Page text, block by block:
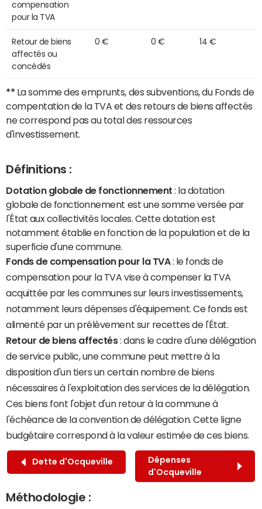
compensation
pour la TVA
Retour de biens
affectés ou
concédés
0 € 0 € 14 €
** La somme des emprunts, des subventions, du Fonds de
compentation de la TVA et des retours de biens affectés
ne correspond pas au total des ressources
d'investissement.
Définitions :
Dotation globale de fonctionnement : la dotation
globale de fonctionnement est une somme versée par
l'État aux collectivités locales. Cette dotation est
notamment établie en fonction de la population et de la
superficie d'une commune.
Fonds de compensation pour la TVA: le fonds de
compensation pour la TVA vise à compenser la TVA
acquittée par les communes sur leurs investissements,
notamment leurs dépenses d'équipement. Ce fonds est
alimenté par un prélèvement sur recettes de l'État.
Retour de biens affectés: dans le cadre d'une délégation
de service public, une commune peut mettre à la
disposition d'un tiers un certain nombre de biens
nécessaires à l'exploitation des services de la délégation.
Ces biens font l'objet d'un retour à la commune à
l'échéance de la convention de délégation. Cette ligne
budgétaire correspond à la valeur estimée de ces biens.
Dette d'Ocqueville
Dépenses
d'Ocqueville
Méthodologie :